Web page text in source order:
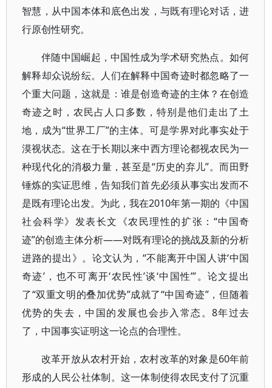
智慧，从中国本体和底色出发，与既有理论对话，进
行原创性研究。
伴随中国崛起，中国性成为学术研究热点。如何
解释却众说纷纭。人们在解释中国奇迹时都忽略了一
个重大问题，这就是：谁是创造奇迹的主体？在创造
奇迹之时，农民占人口多数，特别是他们走出了土
地，成为“世界工厂”的主体。可是学界对此事实处于
漠视状态。这在于长期以来中西方理论都视农民为一
种现代化的消极力量，甚至是“历史的弃儿”。而田野
锤炼的实证思维，告知我们首先必须从事实出发而不
是既有理论出发。为此，我在2010年第一期的《中国
社会科学》发表长文《农民理性的扩张：“中国奇
迹”的创造主体分析——对既有理论的挑战及新的分析
进路的提出》。论文认为，“不能离开中国人讲‘中国
奇迹’，也不可离开‘农民性’谈‘中国性’”。论文提出
了“双重文明的叠加优势”成就了“中国奇迹”，但随着
优势的失去，中国的发展也会步入常态。8年过去
了，中国事实证明这一论点的合理性。
改革开放从农村开始，农村改革的对象是60年前
形成的人民公社体制。这一体制使得农民支付了沉重